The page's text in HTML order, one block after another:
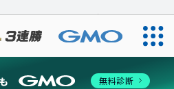
無料診断